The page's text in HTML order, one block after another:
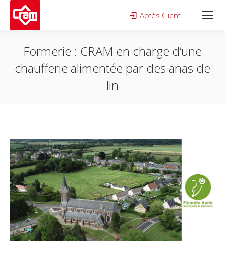
Accès Client
Search:
Formerie : CRAM en charge d’une
chaufferie alimentée par des anas de
lin